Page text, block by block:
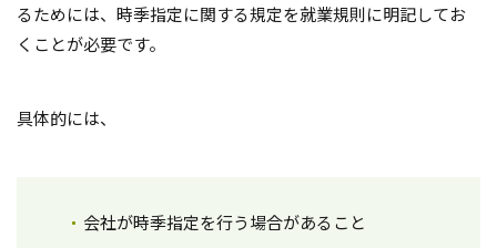
るためには、時季指定に関する規定を就業規則に明記してお
くことが必要です。
具体的には、
会社が時季指定を行う場合があること